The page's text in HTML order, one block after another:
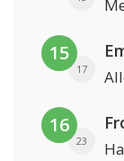
15
17
16
23